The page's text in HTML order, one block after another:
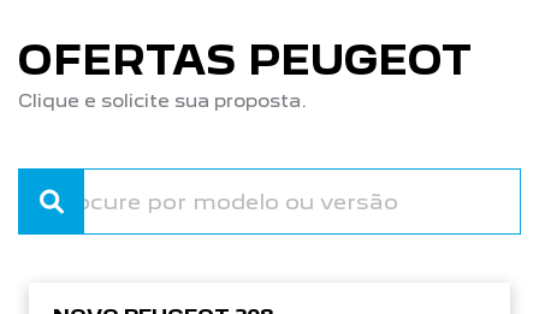
OFERTAS PEUGEOT
Clique e solicite sua proposta.